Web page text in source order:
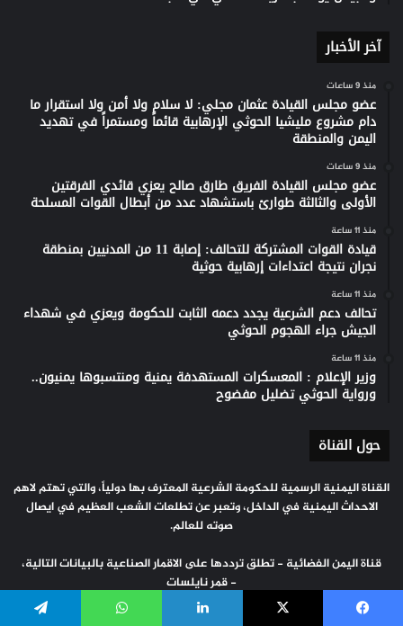
آخر الأخبار
منذ 9 ساعات
عضو مجلس القيادة عثمان مجلي: لا سلام ولا أمن ولا استقرار ما
دام مشروع مليشيا الحوثي الإرهابية قائماً ومستمراً في تهديد
اليمن والمنطقة
منذ 9 ساعات
عضو مجلس القيادة الفريق طارق صالح يعزي قائدي الفرقتين
الأولى والثالثة طوارئ باستشهاد عدد من أبطال القوات المسلحة
منذ 11 ساعة
قيادة القوات المشتركة للتحالف: إصابة 11 من المدنيين بمنطقة
نجران نتيجة اعتداءات إرهابية حوثية
منذ 11 ساعة
تحالف دعم الشرعية يجدد دعمه الثابت للحكومة ويعزي في شهداء
الجيش جراء الهجوم الحوثي
منذ 11 ساعة
وزير الإعلام : المعسكرات المستهدفة يمنية ومنتسبوها يمنيون..
ورواية الحوثي تضليل مفضوح
حول القناة
القناة اليمنية الرسمية للحكومة الشرعية المعترف بها دولياً، والتي تهتم لاهم
الاحداث اليمنية في الداخل، وتعبر عن تطلعات الشعب العظيم في ايصال
صوته للعالم.
قناة اليمن الفضائية - تطلق ترددها على الاقمار الصناعية بالبيانات التالية،
- قمر نايلسات
- عموي (Vertical)